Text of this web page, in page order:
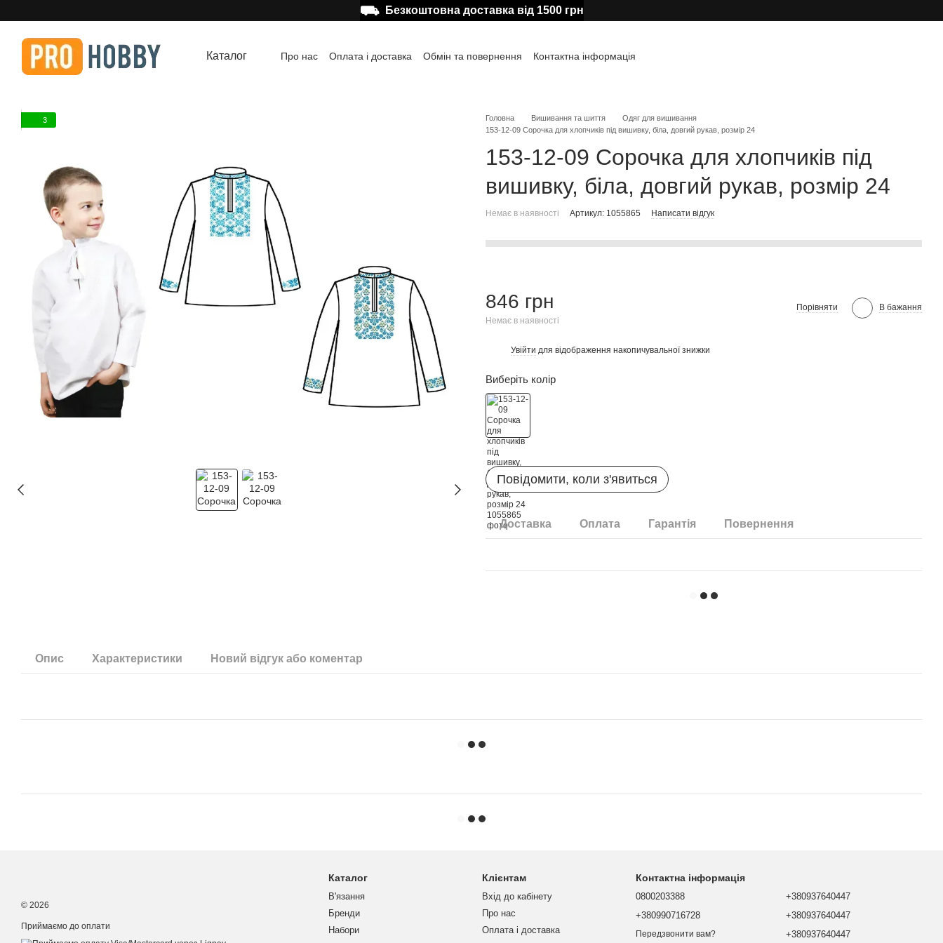
⛟ Безкоштовна доставка від 1500 грн
Каталог Про нас Оплата і доставка Обмін та повернення
Контактна інформація
3 Головна Вишивання та шиття
Одяг для вишивання
153-12-09 Сорочка для хлопчиків під вишивку, біла, довгий рукав, розмір 24
153-12-09 Сорочка для хлопчиків під
вишивку, біла, довгий рукав, розмір 24
Немає в наявності Артикул: 1055865 Написати відгук
846 грн
Немає в наявності
Порівняти В бажання
Увійти для відображення накопичувальної знижки
Виберіть колір
Повідомити, коли з'явиться
Доставка Оплата Гарантія Повернення
Опис Характеристики Новий відгук або коментар
© 2026
Приймаємо до оплати
Каталог
В'язання
Бренди
Набори
Клієнтам
Вхід до кабінету
Про нас
Оплата і доставка
Контактна інформація
0800203388
+380990716728
Передзвонити вам?
+380937640447
+380937640447
+380937640447